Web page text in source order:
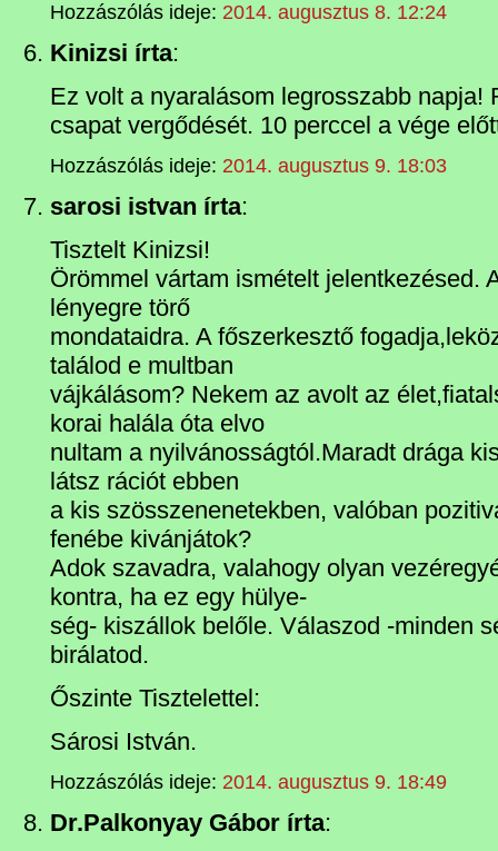
Hozzászólás ideje: 2014. augusztus 8. 12:24
Kinizsi írta:
Ez volt a nyaralásom legrosszabb napja!
csapat vergődését. 10 perccel a vége
Hozzászólás ideje: 2014. augusztus 9. 18:03
sarosi istvan írta:
Tisztelt Kinizsi!
Örömmel vártam ismételt jelentkezésed.
lényegre törő
mondataidra. A főszerkesztő
találod e multban
vájkálásom? Nekem az avolt az
korai halála óta elvo
nultam a nyilvánosságtól.Maradt drága
látsz rációt ebben
a kis szösszenenetekben, valóban
fenébe kivánjátok?
Adok szavadra, valahogy olyan
kontra, ha ez egy hülye-
ség- kiszállok belőle. Válaszod -minden
birálatod.
Őszinte Tisztelettel:
Sárosi István.
Hozzászólás ideje: 2014. augusztus 9. 18:49
Dr.Palkonyay Gábor írta: